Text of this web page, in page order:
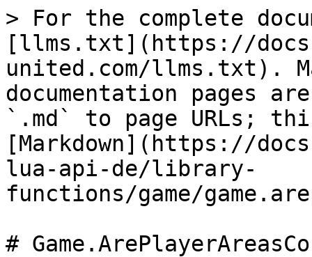
> For the complete
[llms.txt](https://
united.com/llms.txt).
documentation pages
`.md` to page URLs;
[Markdown](https://
lua-api-de/library-
functions/game/
#